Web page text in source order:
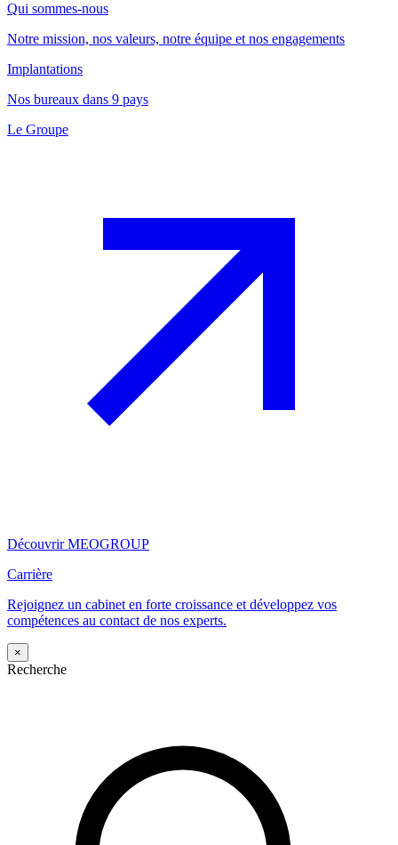
Qui sommes-nous
Notre mission, nos valeurs, notre équipe et nos engagements
Implantations
Nos bureaux dans 9 pays
Le Groupe
Découvrir MEOGROUP
Carrière
Rejoignez un cabinet en forte croissance et développez vos
compétences au contact de nos experts.
×
Recherche